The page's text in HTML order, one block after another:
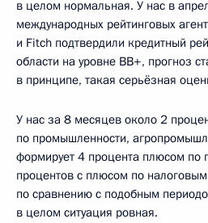
в целом нормальная. У нас в
международных рейтинговых
и Fitch подтвердили кредитный
области на уровне BB+, прогноз
в принципе, такая серьёзная
У нас за 8 месяцев около 2
по промышленности,
формирует 4 процента плюсом по
процентов с плюсом по
по сравнению с подобным
в целом ситуация ровная.